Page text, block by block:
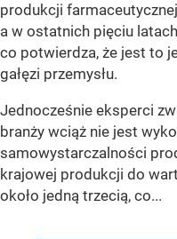
produkcji
a w ostatnich pięciu
co potwierdza, że jest to
gałęzi przemysłu.
Jednocześnie eksperci
branży wciąż nie jest
samowystarczalności
krajowej produkcji do
około jedną trzecią, co...